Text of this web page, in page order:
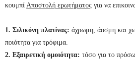
κουμπί Αποστολή ερωτήματος για να
1. Σιλικόνη πλατίνας: άχρωμη, άοσμη και
ποιότητα για τρόφιμα.
2. Εξαιρετική ομοιότητα: τόσο για το